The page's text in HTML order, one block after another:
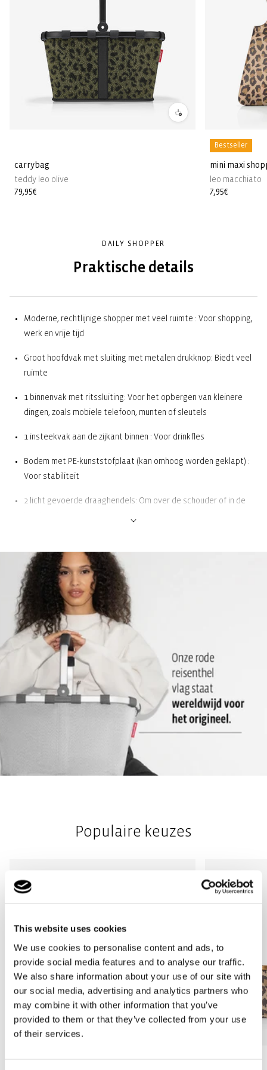
This website uses cookies
We use cookies to personalise content and ads, to
provide social media features and to analyse our traffic.
We also share information about your use of our site with
our social media, advertising and analytics partners who
may combine it with other information that you’ve
provided to them or that they’ve collected from your use
of their services.
carrybag
teddy leo olive
Normale
79,95€
Bestseller
mini maxi
leo macchiato
Normale
7,95€
DAILY SHOPPER
Praktische details
Moderne, rechtlijnige shopper met veel ruimte : Voor shopping,
werk en vrije tijd
Groot hoofdvak met sluiting met metalen drukknop: Biedt veel
ruimte
1 binnenvak met ritssluiting: Voor het opbergen van kleinere
dingen, zoals mobiele telefoon, munten of sleutels
1 insteekvak aan de zijkant binnen : Voor drinkfles
Bodem met PE-kunststofplaat (kan omhoog worden geklapt) :
Voor stabiliteit
2 licht gevoerde draaghendels: Om over de schouder of in de
polyesterweefsel, waterafstotend: Sterk, duurzaam en
waterafstotend
Populaire keuzes